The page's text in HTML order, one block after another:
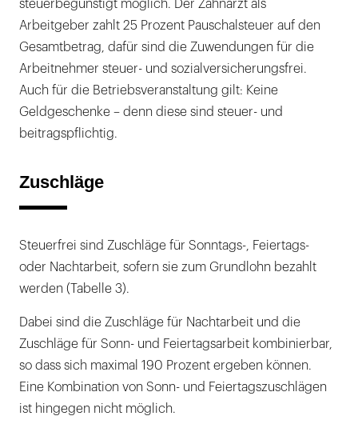
steuerbegünstigt möglich. Der Zahnarzt als
Arbeitgeber zahlt 25 Prozent Pauschalsteuer auf den
Gesamtbetrag, dafür sind die Zuwendungen für die
Arbeitnehmer steuer- und sozialversicherungsfrei.
Auch für die Betriebsveranstaltung gilt: Keine
Geldgeschenke – denn diese sind steuer- und
beitragspflichtig.
Zuschläge
Steuerfrei sind Zuschläge für Sonntags-, Feiertags-
oder Nachtarbeit, sofern sie zum Grundlohn bezahlt
werden (Tabelle 3).
Dabei sind die Zuschläge für Nachtarbeit und die
Zuschläge für Sonn- und Feiertagsarbeit kombinierbar,
so dass sich maximal 190 Prozent ergeben können.
Eine Kombination von Sonn- und Feiertagszuschlägen
ist hingegen nicht möglich.